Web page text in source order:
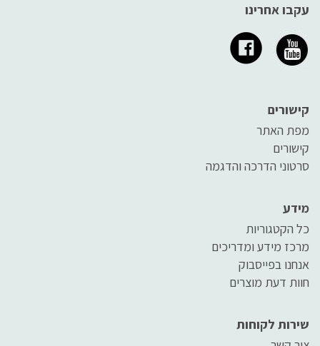
עקבו אחרינו
קישורים
מפת האתר
קישורים
סרטוני הדרכה והדגמה
מידע
כל הקטגוריות
מרכז מידע ומדריכים
אנחנו בפייסבוק
חוות דעת מוצרים
שירות לקוחות